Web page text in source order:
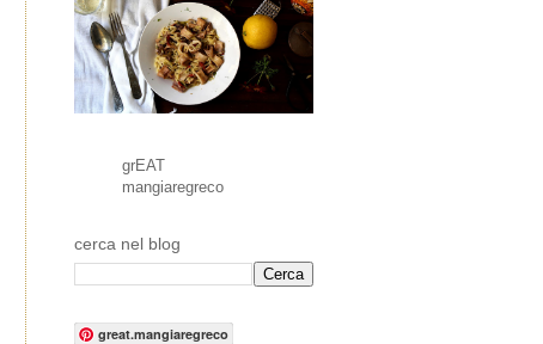
grEAT
mangiaregreco
cerca nel blog
great.mangiaregreco